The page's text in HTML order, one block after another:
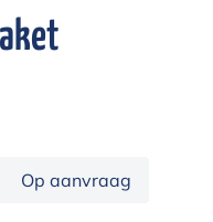
Op aanvraag